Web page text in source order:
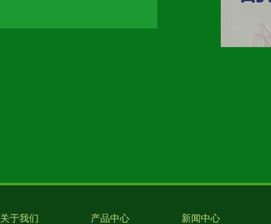
关于我们 产品中心 新闻中心